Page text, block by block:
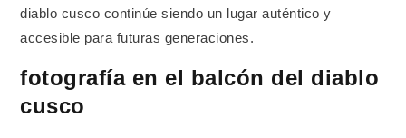
diablo cusco continúe siendo un lugar auténtico y
accesible para futuras generaciones.
fotografía en el balcón del diablo
cusco